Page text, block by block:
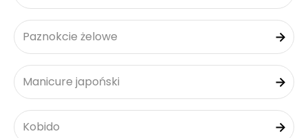
Paznokcie żelowe
Manicure japoński
Kobido